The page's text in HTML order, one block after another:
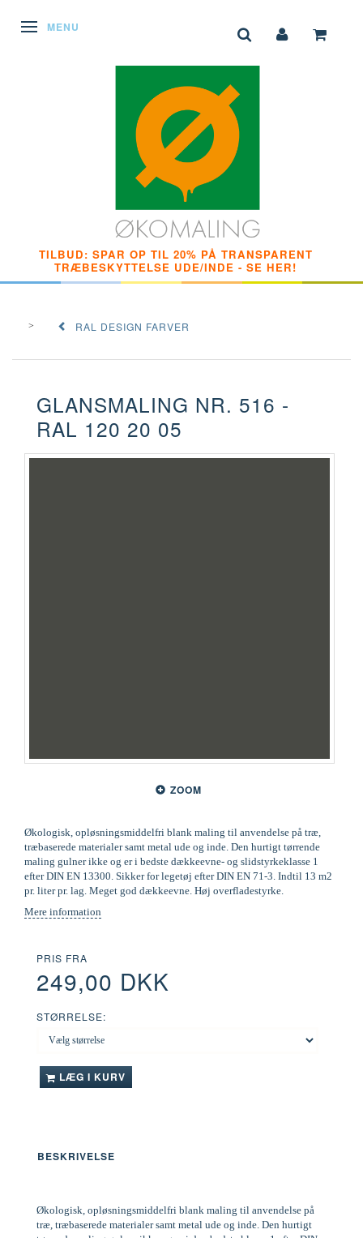
SKIFTE NAVIGATION
MENU
TILBUD: SPAR OP TIL 20% PÅ TRANSPARENT
TRÆBESKYTTELSE UDE/INDE - SE HER!
RAL DESIGN FARVER
GLANSMALING NR. 516 -
RAL 120 20 05
ZOOM
Økologisk, opløsningsmiddelfri blank maling til anvendelse på træ,
træbaserede materialer samt metal ude og inde. Den hurtigt tørrende
maling gulner ikke og er i bedste dækkeevne- og slidstyrkeklasse 1
efter DIN EN 13300. Sikker for legetøj efter DIN EN 71-3. Indtil 13 m2
pr. liter pr. lag. Meget god dækkeevne. Høj overfladestyrke.
Mere information
PRIS FRA
249,00 DKK
STØRRELSE:
LÆG I KURV
BESKRIVELSE
Økologisk, opløsningsmiddelfri blank maling til anvendelse på
træ, træbaserede materialer samt metal ude og inde. Den hurtigt